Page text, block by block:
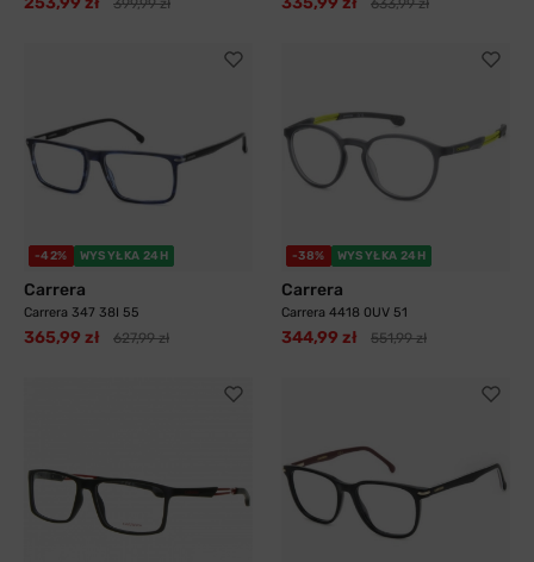
-42% WYSYŁKA 24H
Carrera
Carrera 347 38I 55
365,99 zł 627,99 zł
-38% WYSYŁKA 24H
Carrera
Carrera 4418 0UV 51
344,99 zł 551,99 zł